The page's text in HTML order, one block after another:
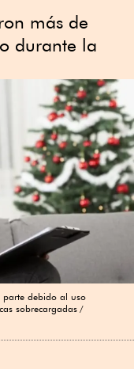
más de
durante la
parte debido al uso
sobrecargadas